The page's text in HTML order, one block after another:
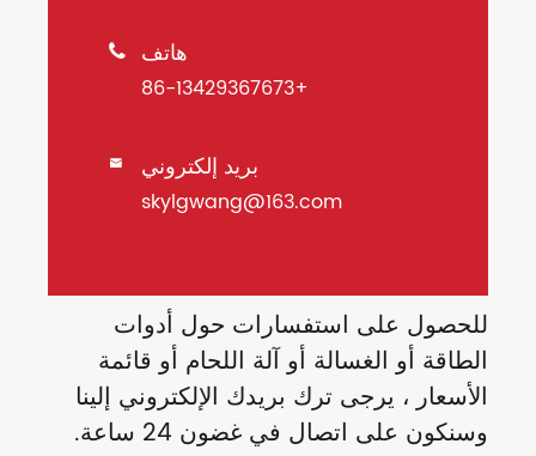
 هاتف
+86-13429367673
 بريد إلكتروني
skylgwang@163.com
للحصول على استفسارات حول أدوات
الطاقة أو الغسالة أو آلة اللحام أو قائمة
الأسعار ، يرجى ترك بريدك الإلكتروني إلينا
وسنكون على اتصال في غضون 24 ساعة.